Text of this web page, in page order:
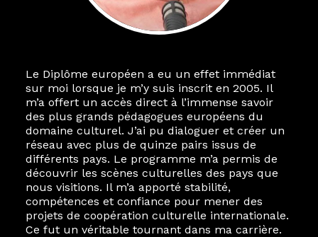
Le Diplôme européen a eu un effet immédiat
sur moi lorsque je m’y suis inscrit en 2005. Il
m’a offert un accès direct à l’immense savoir
des plus grands pédagogues européens du
domaine culturel. J’ai pu dialoguer et créer un
réseau avec plus de quinze pairs issus de
différents pays. Le programme m’a permis de
découvrir les scènes culturelles des pays que
nous visitions. Il m’a apporté stabilité,
compétences et confiance pour mener des
projets de coopération culturelle internationale.
Ce fut un véritable tournant dans ma carrière.